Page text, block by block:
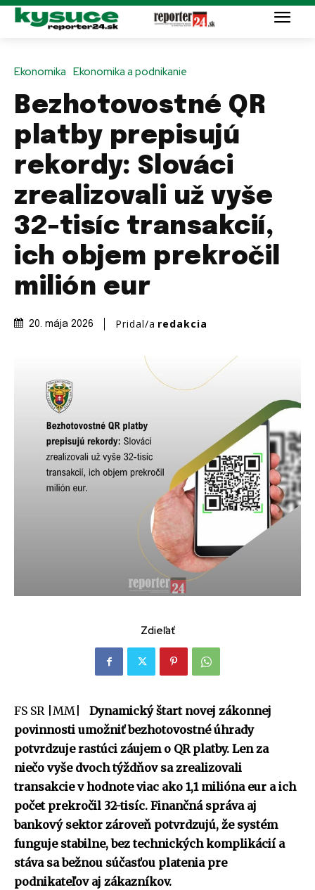
Ekonomika Ekonomika a podnikanie
Bezhotovostné QR
platby prepisujú
rekordy: Slováci
zrealizovali už vyše
32-tisíc transakcií,
ich objem prekročil
milión eur
20. mája 2026 Pridal/a redakcia
Zdieľať
FS SR |MM|
Dynamický štart novej zákonnej
povinnosti umožniť bezhotovostné úhrady
potvrdzuje rastúci záujem o QR platby. Len za
niečo vyše dvoch týždňov sa zrealizovali
transakcie v hodnote viac ako 1,1 milióna eur a ich
počet prekročil 32-tisíc. Finančná správa aj
bankový sektor zároveň potvrdzujú, že systém
funguje stabilne, bez technických komplikácií a
stáva sa bežnou súčasťou platenia pre
podnikateľov aj zákazníkov.